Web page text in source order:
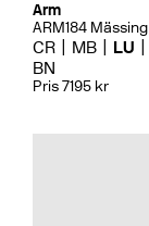
Arm
ARM184 Mässing
CR MB LU
BN
Pris 7195 kr